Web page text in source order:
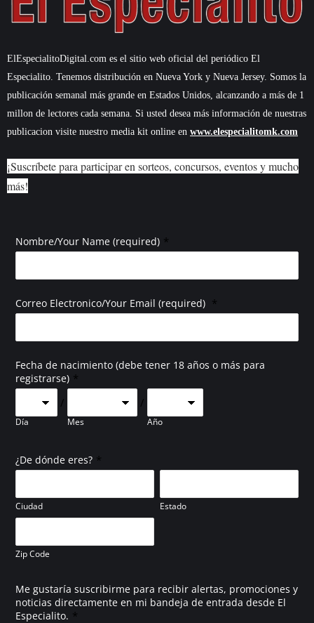
ElEspecialitoDigital.com es el sitio web oficial del periódico El
Especialito. Tenemos distribución en Nueva York y Nueva Jersey. Somos la
publicación semanal más grande en Estados Unidos, alcanzando a más de 1
millon de lectores cada semana. Si usted desea más información de nuestras
publicacion visite nuestro media kit online en www.elespecialitomk.com
¡Suscríbete para participar en sorteos, concursos, eventos y mucho
más!
Nombre/Your Name (required) *
Correo Electronico/Your Email (required) *
Fecha de nacimiento (debe tener 18 años o más para
registrarse) *
Día
/
Mes
/
Año
¿De dónde eres? *
Ciudad Estado
Zip Code
Me gustaría suscribirme para recibir alertas, promociones y
noticias directamente en mi bandeja de entrada desde El
Especialito. *